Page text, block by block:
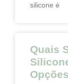
silicone é
Quais